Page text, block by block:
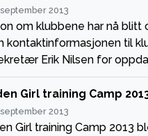
2013
om klubbene har nå
kontaktinformasjonen til
Erik Nilsen for
Girl training Camp
2013
Girl training Camp 2013